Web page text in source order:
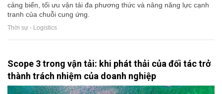
cảng biển, tối ưu vận tải đa phương thức và nâng năng lực cạnh
tranh của chuỗi cung ứng.
Thời sự - Logistics
Scope 3 trong vận tải: khi phát thải của đối tác trở
thành trách nhiệm của doanh nghiệp